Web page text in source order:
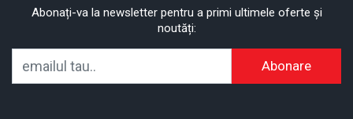
Abonați-va la newsletter pentru a primi ultimele oferte și
noutăți:
Abonare